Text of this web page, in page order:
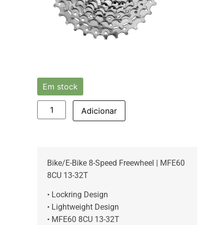
Em stock
Adicionar
Bike/E-Bike 8-Speed Freewheel | MFE60
8CU 13-32T
• Lockring Design
• Lightweight Design
• MFE60 8CU 13-32T